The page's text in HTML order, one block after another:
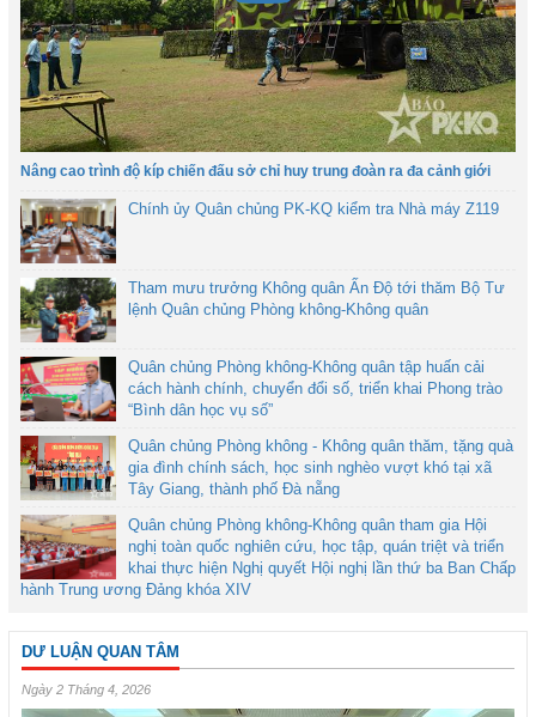
Nâng cao trình độ kíp chiến đấu sở chỉ huy trung đoàn ra đa cảnh giới
Chính ủy Quân chủng PK-KQ kiểm tra Nhà máy Z119
Tham mưu trưởng Không quân Ấn Độ tới thăm Bộ Tư
lệnh Quân chủng Phòng không-Không quân
Quân chủng Phòng không-Không quân tập huấn cải
cách hành chính, chuyển đổi số, triển khai Phong trào
“Bình dân học vụ số”
Quân chủng Phòng không - Không quân thăm, tặng quà
gia đình chính sách, học sinh nghèo vượt khó tại xã
Tây Giang, thành phố Đà nẵng
Quân chủng Phòng không-Không quân tham gia Hội
nghị toàn quốc nghiên cứu, học tập, quán triệt và triển
khai thực hiện Nghị quyết Hội nghị lần thứ ba Ban Chấp
hành Trung ương Đảng khóa XIV
DƯ LUẬN QUAN TÂM
Ngày 2 Tháng 4, 2026